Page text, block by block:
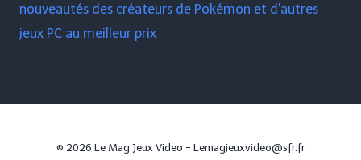
nouveautés des créateurs de Pokémon et d'autres
jeux PC au meilleur prix
© 2026 Le Mag Jeux Video - Lemagjeuxvideo@sfr.fr